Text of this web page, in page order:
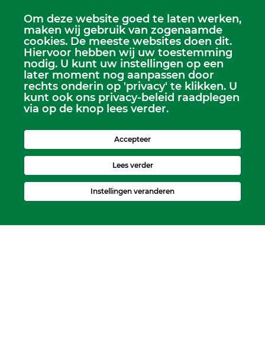
Scriba
Dhr. Leen Kruithof
scriba@kerkheerjansdam.nl
Om deze website goed te laten werken,
maken wij gebruik van zogenaamde
cookies. De meeste websites doen dit.
Hiervoor hebben wij uw toestemming
nodig. U kunt uw instellingen op een
later moment nog aanpassen door
rechts onderin op 'privacy' te klikken. U
kunt ook ons privacy-beleid raadplegen
via op de knop lees verder.
Accepteer
Lees verder
Instellingen veranderen